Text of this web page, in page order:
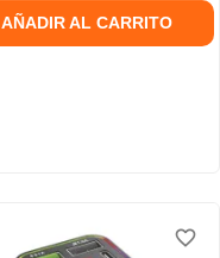
AÑADIR AL CARRITO
favorite_border
favorite_border
favorite_border